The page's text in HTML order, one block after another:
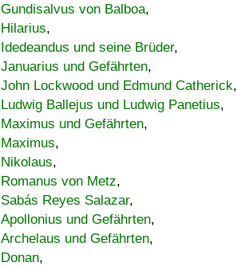
Gundisalvus von Balboa,
Hilarius,
Idedeandus und seine Brüder,
Januarius und Gefährten,
John Lockwood und Edmund Catherick,
Ludwig Ballejus und Ludwig Panetius,
Maximus und Gefährten,
Maximus,
Nikolaus,
Romanus von Metz,
Sabás Reyes Salazar,
Apollonius und Gefährten,
Archelaus und Gefährten,
Donan,